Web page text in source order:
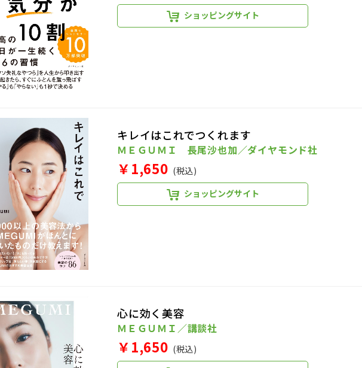
ショッピングサイト
キレイはこれでつくれます
ＭＥＧＵＭＩ 長尾沙也加／ダイヤモンド社
￥1,650 (税込)
ショッピングサイト
心に効く美容
ＭＥＧＵＭＩ／講談社
￥1,650 (税込)